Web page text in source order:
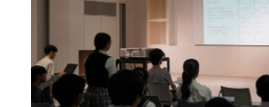
メンバー紹介
ニュース
募集要項